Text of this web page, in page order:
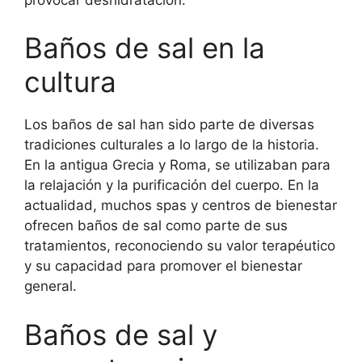
Baños de sal en la
cultura
Los baños de sal han sido parte de diversas
tradiciones culturales a lo largo de la historia.
En la antigua Grecia y Roma, se utilizaban para
la relajación y la purificación del cuerpo. En la
actualidad, muchos spas y centros de bienestar
ofrecen baños de sal como parte de sus
tratamientos, reconociendo su valor terapéutico
y su capacidad para promover el bienestar
general.
Baños de sal y